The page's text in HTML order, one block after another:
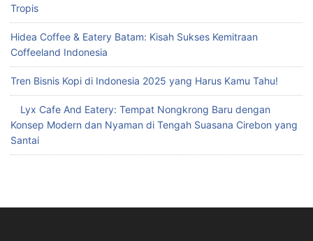
Tropis
Hidea Coffee & Eatery Batam: Kisah Sukses Kemitraan
Coffeeland Indonesia
Tren Bisnis Kopi di Indonesia 2025 yang Harus Kamu Tahu!
Lyx Cafe And Eatery: Tempat Nongkrong Baru dengan
Konsep Modern dan Nyaman di Tengah Suasana Cirebon yang
Santai